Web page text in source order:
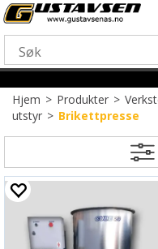
Hjem>Produkter>
utstyr>Brikettpresse